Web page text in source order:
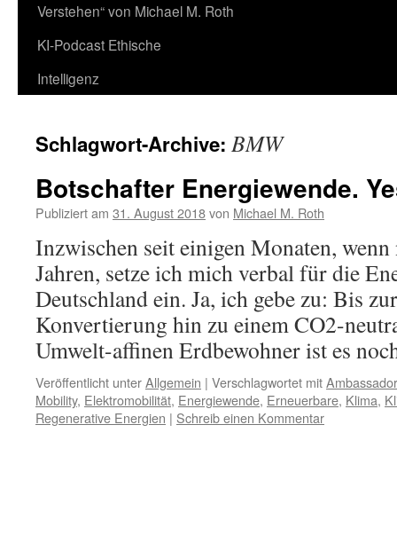
Verstehen“ von Michael M. Roth
KI-Podcast Ethische
Intelligenz
Schlagwort-Archive: BMW
Botschafter Energiewende.
Publiziert am 31. August 2018von Michael M. Roth
Inzwischen seit einigen Monaten,
Jahren, setze ich mich verbal für die
Deutschland ein. Ja, ich gebe zu: Bis
Konvertierung hin zu einem CO2-
Umwelt-affinen Erdbewohner ist es
Veröffentlicht unterAllgemein | Verschlagwortet mitAmbassador
Mobility, Elektromobilität, Energiewende, Erneuerbare, Klima,
Regenerative Energien | Schreib einen Kommentar